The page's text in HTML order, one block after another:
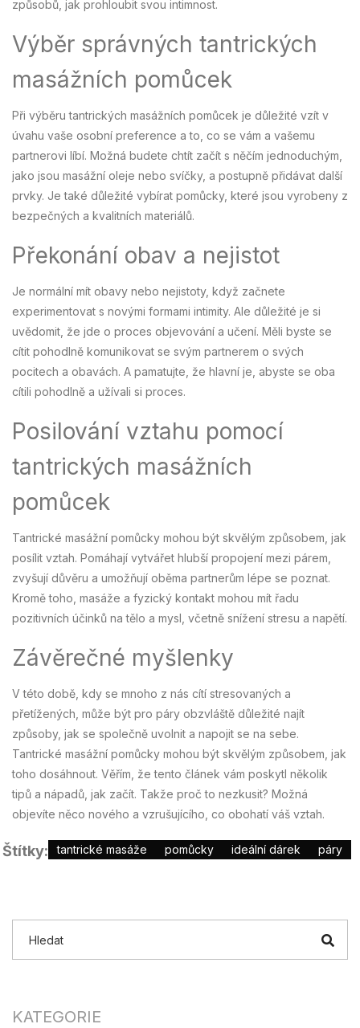
způsobů, jak prohloubit svou intimnost.
Výběr správných tantrických
masážních pomůcek
Při výběru tantrických masážních pomůcek je důležité vzít v
úvahu vaše osobní preference a to, co se vám a vašemu
partnerovi líbí. Možná budete chtít začít s něčím jednoduchým,
jako jsou masážní oleje nebo svíčky, a postupně přidávat další
prvky. Je také důležité vybírat pomůcky, které jsou vyrobeny z
bezpečných a kvalitních materiálů.
Překonání obav a nejistot
Je normální mít obavy nebo nejistoty, když začnete
experimentovat s novými formami intimity. Ale důležité je si
uvědomit, že jde o proces objevování a učení. Měli byste se
cítit pohodlně komunikovat se svým partnerem o svých
pocitech a obavách. A pamatujte, že hlavní je, abyste se oba
cítili pohodlně a užívali si proces.
Posilování vztahu pomocí
tantrických masážních
pomůcek
Tantrické masážní pomůcky mohou být skvělým způsobem, jak
posílit vztah. Pomáhají vytvářet hlubší propojení mezi párem,
zvyšují důvěru a umožňují oběma partnerům lépe se poznat.
Kromě toho, masáže a fyzický kontakt mohou mít řadu
pozitivních účinků na tělo a mysl, včetně snížení stresu a napětí.
Závěrečné myšlenky
V této době, kdy se mnoho z nás cítí stresovaných a
přetížených, může být pro páry obzvláště důležité najít
způsoby, jak se společně uvolnit a napojit se na sebe.
Tantrické masážní pomůcky mohou být skvělým způsobem, jak
toho dosáhnout. Věřím, že tento článek vám poskytl několik
tipů a nápadů, jak začít. Takže proč to nezkusit? Možná
objevíte něco nového a vzrušujícího, co obohatí váš vztah.
Štítky: tantrické masáže pomůcky ideální dárek páry
KATEGORIE